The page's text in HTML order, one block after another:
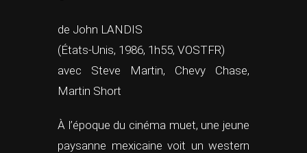
de John LANDIS
(États-Unis, 1986, 1h55, VOSTFR)
avec Steve Martin, Chevy Chase,
Martin Short
À l’époque du cinéma muet, une jeune
paysanne mexicaine voit un western